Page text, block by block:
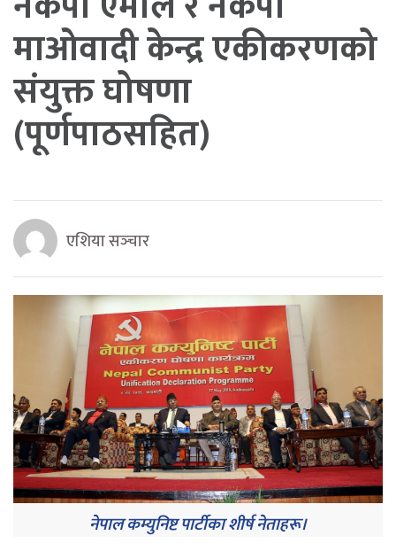
माओवादी केन्द्र एकीकरणको
संयुक्त घोषणा
(पूर्णपाठसहित)
एशिया सञ्‍चार
नेपाल कम्युनिष्ट पार्टीका शीर्ष नेताहरू।